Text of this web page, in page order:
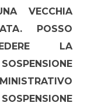
VECCHIA
POSSO
LA